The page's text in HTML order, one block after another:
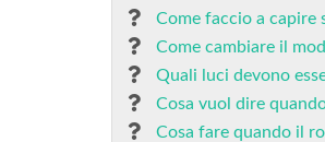
Come faccio a capire
Come cambiare il
Quali luci devono
Cosa vuol dire
Cosa fare quando il